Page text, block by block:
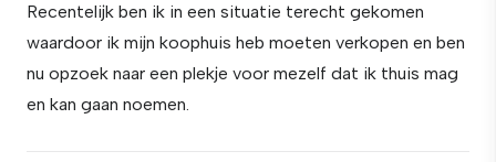
Recentelijk ben ik in een situatie terecht gekomen
waardoor ik mijn koophuis heb moeten verkopen en ben
nu opzoek naar een plekje voor mezelf dat ik thuis mag
en kan gaan noemen.